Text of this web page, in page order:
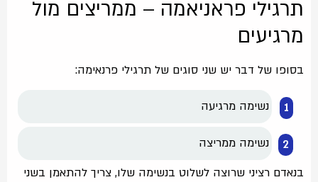
תרגילי פראניאמה – ממריצים מול
מרגיעים
בסופו של דבר יש שני סוגים של תרגילי פרנאימה:
נשימה מרגיעה
נשימה ממריצה
בנאדם רציני שרוצה לשלוט בנשימה שלו, צריך להתאמן בשני